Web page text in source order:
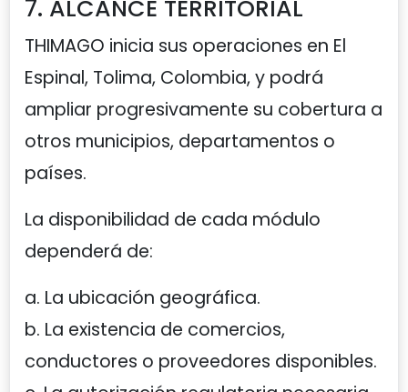
7. ALCANCE TERRITORIAL
THIMAGO inicia sus operaciones en El
Espinal, Tolima, Colombia, y podrá
ampliar progresivamente su cobertura a
otros municipios, departamentos o
países.
La disponibilidad de cada módulo
dependerá de:
a. La ubicación geográfica.
b. La existencia de comercios,
conductores o proveedores disponibles.